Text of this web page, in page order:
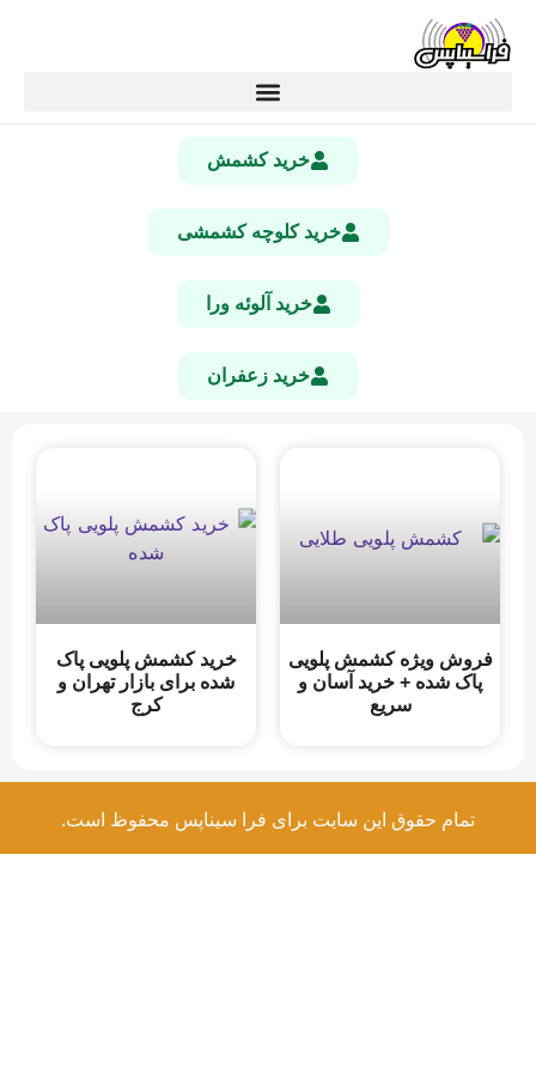
خرید کشمش
خرید کلوچه کشمشی
خرید آلوئه ورا
خرید زعفران
فروش ویژه کشمش پلویی
پاک شده + خرید آسان و
سریع
خرید کشمش پلویی پاک
شده برای بازار تهران و
کرج
تمام حقوق این سایت برای فرا سیناپس محفوظ است.